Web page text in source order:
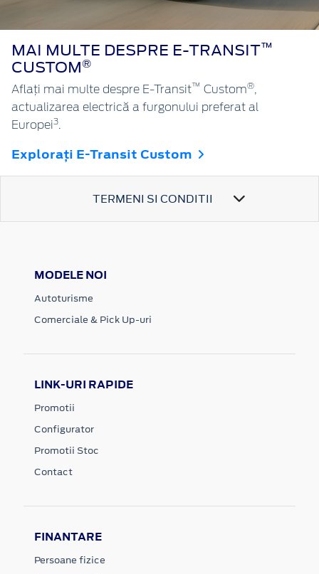
MAI MULTE DESPRE E-TRANSIT™
CUSTOM®
Aflați mai multe despre E-Transit™ Custom®,
actualizarea electrică a furgonului preferat al
Europei3.
Explorați E-Transit Custom
TERMENI SI CONDITII
MODELE NOI
Autoturisme
Comerciale & Pick Up-uri
LINK-URI RAPIDE
Promotii
Configurator
Promotii Stoc
Contact
FINANTARE
Persoane fizice